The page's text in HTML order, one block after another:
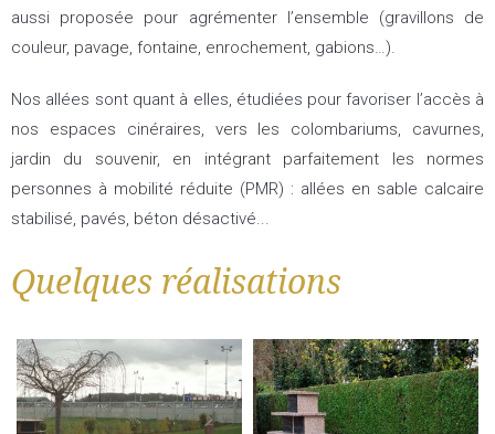
aussi proposée pour agrémenter l’ensemble (gravillons de
couleur, pavage, fontaine, enrochement, gabions…).
Nos allées sont quant à elles, étudiées pour favoriser l’accès à
nos espaces cinéraires, vers les colombariums, cavurnes,
jardin du souvenir, en intégrant parfaitement les normes
personnes à mobilité réduite (PMR) : allées en sable calcaire
stabilisé, pavés, béton désactivé...
Quelques réalisations